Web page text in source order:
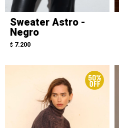
Sweater Astro -
Negro
$ 7.200